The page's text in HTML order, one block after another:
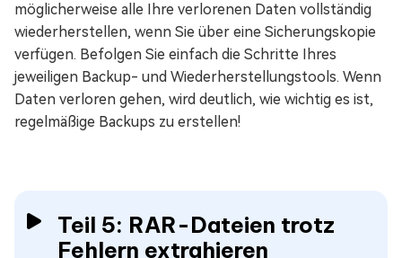
möglicherweise alle Ihre verlorenen Daten vollständig
wiederherstellen, wenn Sie über eine Sicherungskopie
verfügen. Befolgen Sie einfach die Schritte Ihres
jeweiligen Backup- und Wiederherstellungstools. Wenn
Daten verloren gehen, wird deutlich, wie wichtig es ist,
regelmäßige Backups zu erstellen!
Teil 5: RAR-Dateien trotz
Fehlern extrahieren